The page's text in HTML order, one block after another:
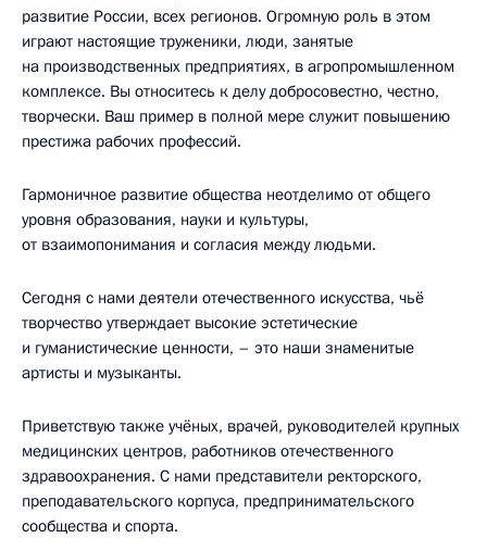
развитие России, всех регионов. Огромную роль в этом
играют настоящие труженики, люди, занятые
на производственных предприятиях, в агропромышленном
комплексе. Вы относитесь к делу добросовестно, честно,
творчески. Ваш пример в полной мере служит повышению
престижа рабочих профессий.
Гармоничное развитие общества неотделимо от общего
уровня образования, науки и культуры,
от взаимопонимания и согласия между людьми.
Сегодня с нами деятели отечественного искусства, чьё
творчество утверждает высокие эстетические
и гуманистические ценности, – это наши знаменитые
артисты и музыканты.
Приветствую также учёных, врачей, руководителей крупных
медицинских центров, работников отечественного
здравоохранения. С нами представители ректорского,
преподавательского корпуса, предпринимательского
сообщества и спорта.